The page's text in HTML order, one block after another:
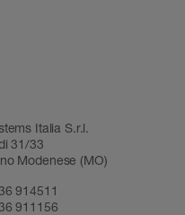
Italia S.r.l.
31/33
Modenese (MO)
914511
911156